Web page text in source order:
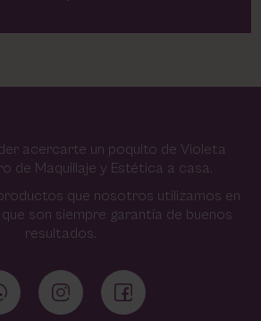
acercarte un poquito de Violeta
de Maquillaje y Estética a casa.
que nosotros utilizamos en
son siempre garantía de buenos
resultados.